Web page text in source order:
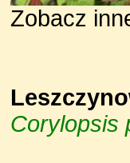
Zobacz
Corylopsis